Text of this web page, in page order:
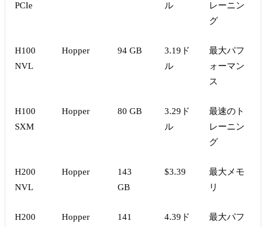
PCIe
ル
レーニン
グ
H100
NVL
Hopper 94 GB
3.19ド
ル
最大パフ
ォーマン
ス
H100
SXM
Hopper 80 GB
3.29ド
ル
最速のト
レーニン
グ
H200
NVL
Hopper
143
GB
$3.39
最大メモ
リ
H200
Hopper
141
4.39ド
最大パフ